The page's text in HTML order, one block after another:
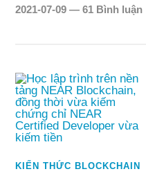
2021-07-09 —61 Bình luận
KIẾN THỨC BLOCKCHAIN